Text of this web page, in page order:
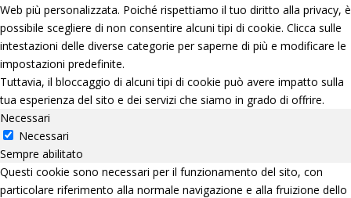
Web più personalizzata. Poiché rispettiamo il tuo diritto alla privacy, è
possibile scegliere di non consentire alcuni tipi di cookie. Clicca sulle
intestazioni delle diverse categorie per saperne di più e modificare le
impostazioni predefinite.
Tuttavia, il bloccaggio di alcuni tipi di cookie può avere impatto sulla
tua esperienza del sito e dei servizi che siamo in grado di offrire.
Necessari
Necessari
Sempre abilitato
Questi cookie sono necessari per il funzionamento del sito, con
particolare riferimento alla normale navigazione e alla fruizione dello